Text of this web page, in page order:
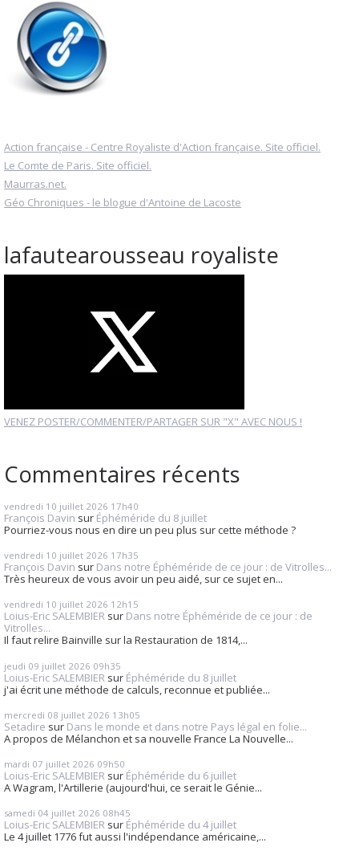
Action française - Centre Royaliste d'Action française. Site officiel.
Le Comte de Paris. Site officiel.
Maurras.net.
Géo Chroniques - le blogue d'Antoine de Lacoste
lafautearousseau royaliste
VENEZ POSTER/COMMENTER/PARTAGER SUR "X" AVEC NOUS !
Commentaires récents
vendredi 10 juillet 2026 17h40
François Davin sur Éphéméride du 8 juillet
Pourriez-vous nous en dire un peu plus sur cette méthode ?
vendredi 10 juillet 2026 17h35
François Davin sur Dans notre Éphéméride de ce jour : de Vitrolles...
Très heureux de vous avoir un peu aidé, sur ce sujet en...
vendredi 10 juillet 2026 12h15
Loius-Eric SALEMBIER sur Dans notre Éphéméride de ce jour : de
Vitrolles...
Il faut relire Bainville sur la Restauration de 1814,...
jeudi 09 juillet 2026 09h35
Loius-Eric SALEMBIER sur Éphéméride du 8 juillet
j'ai écrit une méthode de calculs, reconnue et publiée...
mercredi 08 juillet 2026 13h05
Setadire sur Dans le monde et dans notre Pays légal en folie...
A propos de Mélanchon et sa nouvelle France La Nouvelle...
mardi 07 juillet 2026 09h50
Loius-Eric SALEMBIER sur Éphéméride du 6 juillet
A Wagram, l'Artillerie (aujourd'hui, ce serait le Génie...
samedi 04 juillet 2026 08h45
Loius-Eric SALEMBIER sur Éphéméride du 4 juillet
Le 4 juillet 1776 fut aussi l'indépendance américaine,...